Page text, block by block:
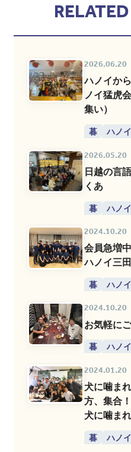
2026.06.20
ハノイか
ノイ猛虎
集い）
暮 ハノイ
2026.05.20
日越の言
くあ
暮 ハノイ
2024.10.20
会員急増
ハノイ三
暮 ハノイ
2024.10.20
お気軽に
暮 ハノイ
2024.01.20
犬に噛ま
方、集合
犬に噛まれ
暮 ハノイ